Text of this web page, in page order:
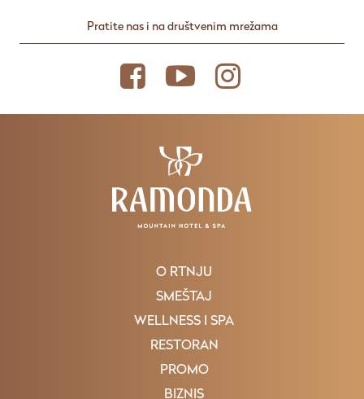
Pratite nas i na društvenim mrežama
O RTNJU
SMEŠTAJ
WELLNESS I SPA
RESTORAN
PROMO
BIZNIS